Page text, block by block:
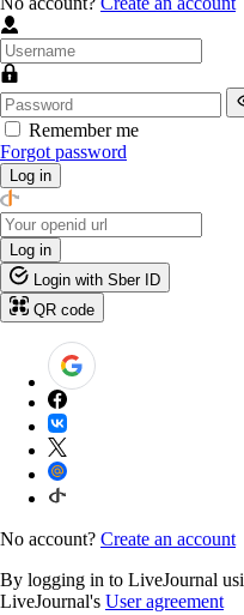
Remember me
Forgot password
Log in
Log in
Login with Sber ID
QR code
No account? Create an account
By logging in to LiveJournal
LiveJournal's User agreement